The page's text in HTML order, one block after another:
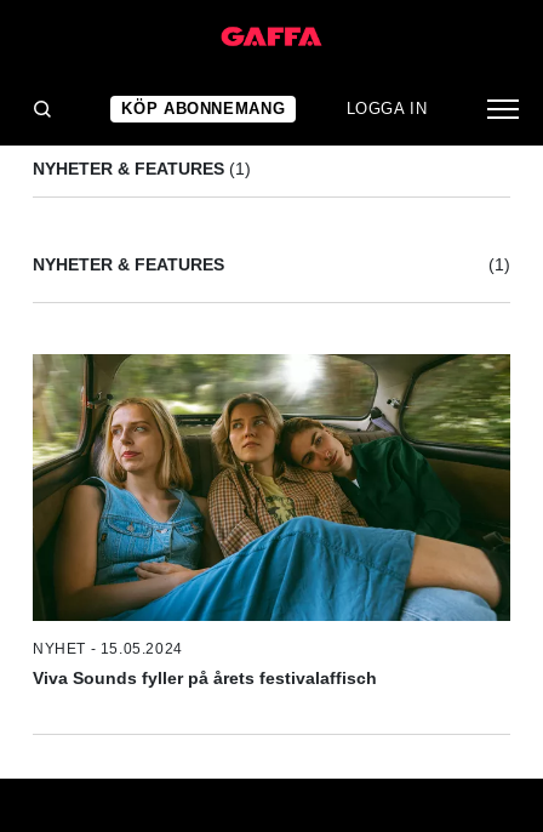
KÖP ABONNEMANG LOGGA IN
NYHETER & FEATURES (1)
NYHETER & FEATURES (1)
NYHET - 15.05.2024
Viva Sounds fyller på årets festivalaffisch